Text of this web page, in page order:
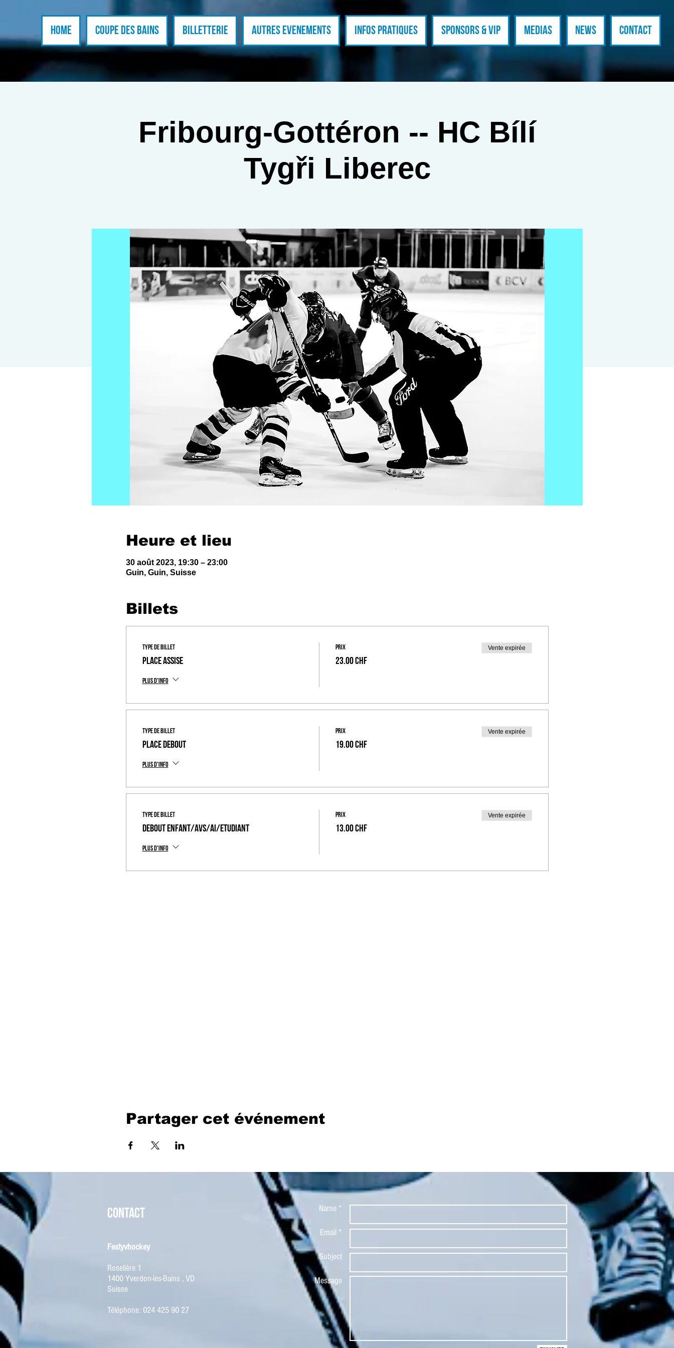
Home Coupe des Bains BILLETTERIE Autres evenements Infos pratiques Sponsors & VIP Medias News Contact
Fribourg-Gottéron -- HC Bílí
Tygři Liberec
Heure et lieu
30 août 2023, 19:30 – 23:00
Guin, Guin, Suisse
Billets
Type de billet
Place Assise
Plus d'info
Prix
23.00 CHF
Vente expirée
Type de billet
Place Debout
Plus d'info
Prix
19.00 CHF
Vente expirée
Type de billet
Debout Enfant/AVS/AI/Etudiant
Plus d'info
Prix
13.00 CHF
Vente expirée
Partager cet événement
CONTACT
Festyvhockey
Roselière 1
1400 Yverdon-les-Bains , VD
Suisse
Téléphone: 024 425 90 27
Name *
Email *
Subject
Message